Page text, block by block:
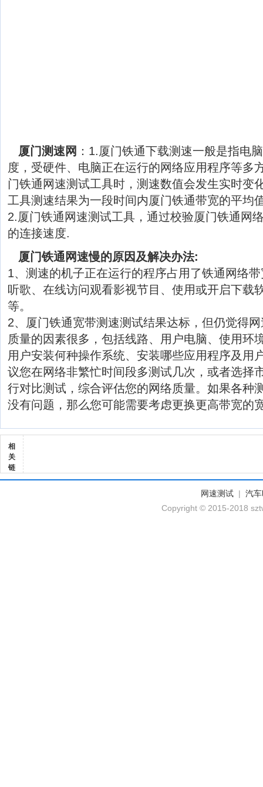
厦门测速网 ：1.厦门铁通下载测速一般是指电
度，受硬件、电脑正在运行的网络应用程序等多
门铁通网速测试工具时，测速数值会发生实时变
工具测速结果为一段时间内厦门铁通带宽的平均
2.厦门铁通网速测试工具，通过校验厦门铁通网
的连接速度.
厦门铁通网速慢的原因及解决办法:
1、测速的机子正在运行的程序占用了铁通网络
听歌、在线访问观看影视节目、使用或开启下载
等。
2、厦门铁通宽带测速测试结果达标，但仍觉得
质量的因素很多，包括线路、用户电脑、使用环
用户安装何种操作系统、安装哪些应用程序及用
议您在网络非繁忙时间段多测试几次，或者选择
行对比测试，综合评估您的网络质量。如果各种
没有问题，那么您可能需要考虑更换更高带宽的
相
关
链
网速测试 | 汽
Copyright © 2015-2018